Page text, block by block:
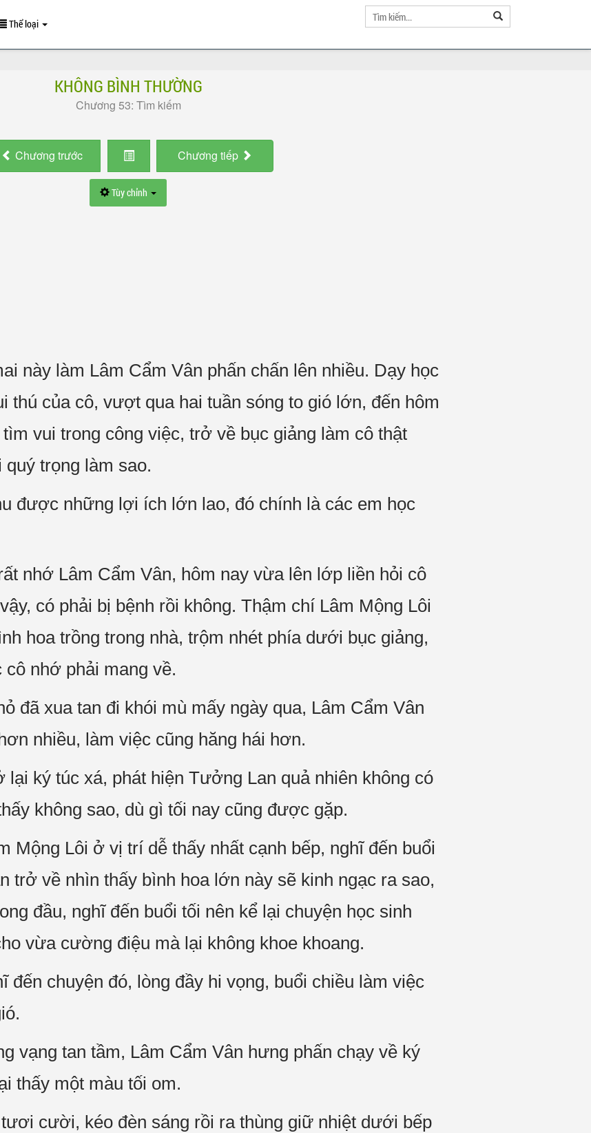
Thể loại
KHÔNG BÌNH THƯỜNG
Chương 53: Tìm kiếm
Chương trước Chương tiếp
Tùy chỉnh
này làm Lâm Cẩm Vân phấn chấn lên nhiều. Dạy học
thú của cô, vượt qua hai tuần sóng to gió lớn, đến hôm
vui trong công việc, trở về bục giảng làm cô thật
trọng làm sao.
được những lợi ích lớn lao, đó chính là các em học
nhớ Lâm Cẩm Vân, hôm nay vừa lên lớp liền hỏi cô
có phải bị bệnh rồi không. Thậm chí Lâm Mộng Lôi
hoa trồng trong nhà, trộm nhét phía dưới bục giảng,
nhớ phải mang về.
đã xua tan đi khói mù mấy ngày qua, Lâm Cẩm Vân
nhiều, làm việc cũng hăng hái hơn.
ký túc xá, phát hiện Tưởng Lan quả nhiên không có
không sao, dù gì tối nay cũng được gặp.
Mộng Lôi ở vị trí dễ thấy nhất cạnh bếp, nghĩ đến buổi
trở về nhìn thấy bình hoa lớn này sẽ kinh ngạc ra sao,
đầu, nghĩ đến buổi tối nên kể lại chuyện học sinh
vừa cường điệu mà lại không khoe khoang.
đến chuyện đó, lòng đầy hi vọng, buổi chiều làm việc
vạng tan tầm, Lâm Cẩm Vân hưng phấn chạy về ký
thấy một màu tối om.
cười, kéo đèn sáng rồi ra thùng giữ nhiệt dưới bếp